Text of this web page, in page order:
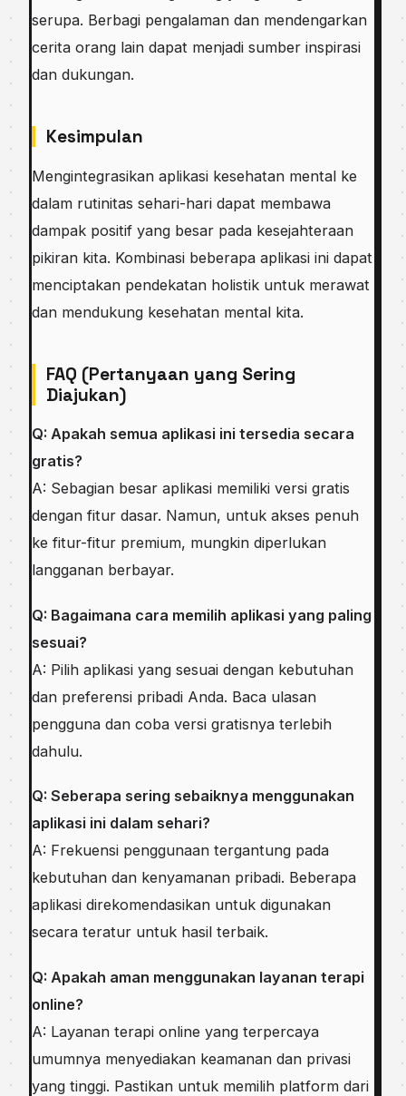
serupa. Berbagi pengalaman dan mendengarkan
cerita orang lain dapat menjadi sumber inspirasi
dan dukungan.
Kesimpulan
Mengintegrasikan aplikasi kesehatan mental ke
dalam rutinitas sehari-hari dapat membawa
dampak positif yang besar pada kesejahteraan
pikiran kita. Kombinasi beberapa aplikasi ini dapat
menciptakan pendekatan holistik untuk merawat
dan mendukung kesehatan mental kita.
FAQ (Pertanyaan yang Sering
Diajukan)
Q: Apakah semua aplikasi ini tersedia secara
gratis?
A: Sebagian besar aplikasi memiliki versi gratis
dengan fitur dasar. Namun, untuk akses penuh
ke fitur-fitur premium, mungkin diperlukan
langganan berbayar.
Q: Bagaimana cara memilih aplikasi yang paling
sesuai?
A: Pilih aplikasi yang sesuai dengan kebutuhan
dan preferensi pribadi Anda. Baca ulasan
pengguna dan coba versi gratisnya terlebih
dahulu.
Q: Seberapa sering sebaiknya menggunakan
aplikasi ini dalam sehari?
A: Frekuensi penggunaan tergantung pada
kebutuhan dan kenyamanan pribadi. Beberapa
aplikasi direkomendasikan untuk digunakan
secara teratur untuk hasil terbaik.
Q: Apakah aman menggunakan layanan terapi
online?
A: Layanan terapi online yang terpercaya
umumnya menyediakan keamanan dan privasi
yang tinggi. Pastikan untuk memilih platform dari